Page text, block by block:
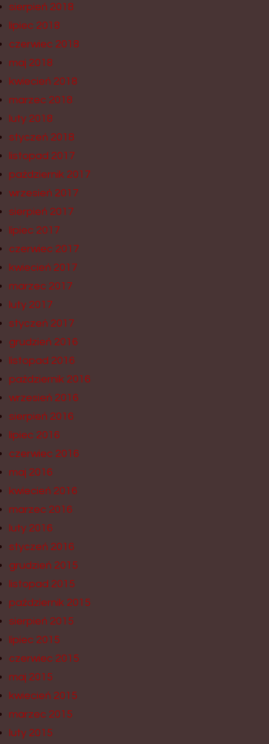
sierpień 2018
lipiec 2018
czerwiec 2018
maj 2018
kwiecień 2018
marzec 2018
luty 2018
styczeń 2018
listopad 2017
październik 2017
wrzesień 2017
sierpień 2017
lipiec 2017
czerwiec 2017
kwiecień 2017
marzec 2017
luty 2017
styczeń 2017
grudzień 2016
listopad 2016
październik 2016
wrzesień 2016
sierpień 2016
lipiec 2016
czerwiec 2016
maj 2016
kwiecień 2016
marzec 2016
luty 2016
styczeń 2016
grudzień 2015
listopad 2015
październik 2015
sierpień 2015
lipiec 2015
czerwiec 2015
maj 2015
kwiecień 2015
marzec 2015
luty 2015